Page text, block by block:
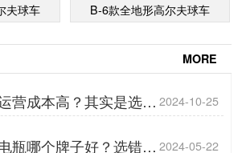
夫球车 B-6款全地形高尔夫球车
MORE
营成本高？其实是选错 2024-10-25
瓶哪个牌子好？选错就 2024-05-22